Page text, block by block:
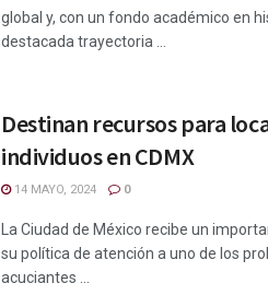
global y, con un fondo académico en
destacada trayectoria ...
Destinan recursos para
individuos en CDMX
14 MAYO, 2024 0
La Ciudad de México recibe un
su política de atención a uno de los
acuciantes ...